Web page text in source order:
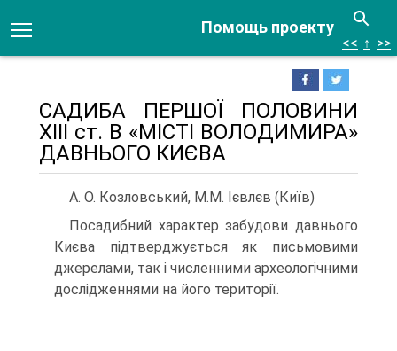
Помощь проекту
<< ↑ >>
САДИБА ПЕРШОЇ ПОЛОВИНИ
ХІІІ ст. В «МІСТІ ВОЛОДИМИРА»
ДАВНЬОГО КИЄВА
А. О. Козловський, М.М. Ієвлєв (Київ)
Посадибний характер забудови давнього
Києва підтверджується як письмовими
джерелами, так і численними археологічними
дослідженнями на його території.